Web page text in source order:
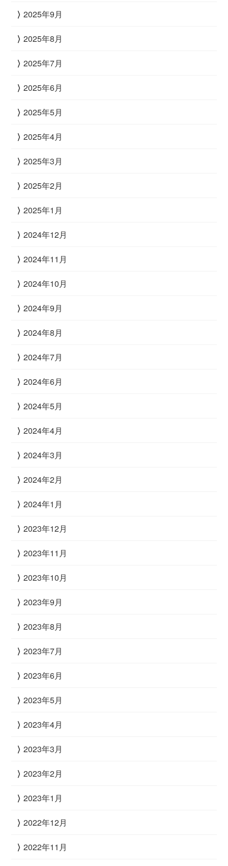
2025年9月
2025年8月
2025年7月
2025年6月
2025年5月
2025年4月
2025年3月
2025年2月
2025年1月
2024年12月
2024年11月
2024年10月
2024年9月
2024年8月
2024年7月
2024年6月
2024年5月
2024年4月
2024年3月
2024年2月
2024年1月
2023年12月
2023年11月
2023年10月
2023年9月
2023年8月
2023年7月
2023年6月
2023年5月
2023年4月
2023年3月
2023年2月
2023年1月
2022年12月
2022年11月